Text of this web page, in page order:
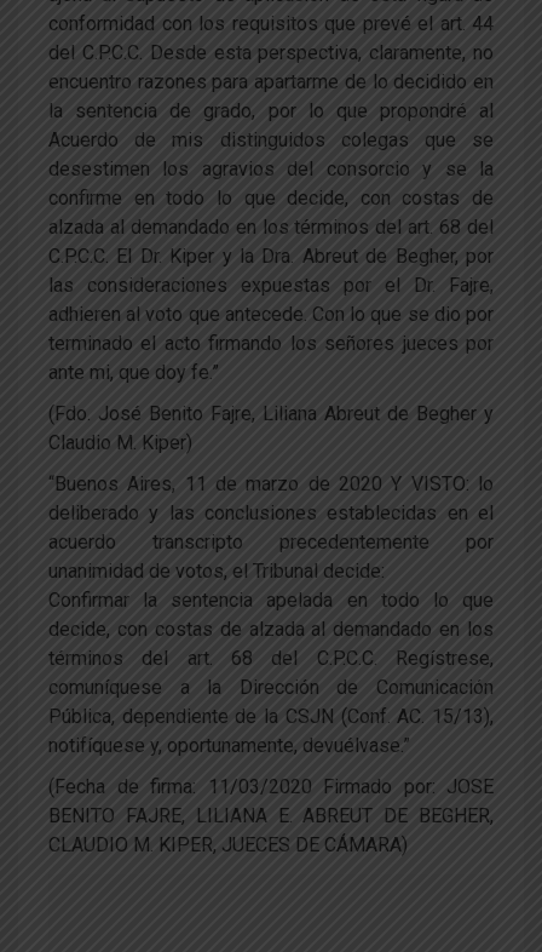
conformidad con los requisitos que prevé el art. 44
del C.P.C.C. Desde esta perspectiva, claramente, no
encuentro razones para apartarme de lo decidido en
la sentencia de grado, por lo que propondré al
Acuerdo de mis distinguidos colegas que se
desestimen los agravios del consorcio y se la
confirme en todo lo que decide, con costas de
alzada al demandado en los términos del art. 68 del
C.P.C.C. El Dr. Kiper y la Dra. Abreut de Begher, por
las consideraciones expuestas por el Dr. Fajre,
adhieren al voto que antecede. Con lo que se dio por
terminado el acto firmando los señores jueces por
ante mi, que doy fe.”
(Fdo. José Benito Fajre, Liliana Abreut de Begher y
Claudio M. Kiper)
“Buenos Aires, 11 de marzo de 2020 Y VISTO: lo
deliberado y las conclusiones establecidas en el
acuerdo transcripto precedentemente por
unanimidad de votos, el Tribunal decide:
Confirmar la sentencia apelada en todo lo que
decide, con costas de alzada al demandado en los
términos del art. 68 del C.P.C.C. Regístrese,
comuníquese a la Dirección de Comunicación
Pública, dependiente de la CSJN (Conf. AC. 15/13),
notifíquese y, oportunamente, devuélvase.”
(Fecha de firma: 11/03/2020 Firmado por: JOSE
BENITO FAJRE, LILIANA E. ABREUT DE BEGHER,
CLAUDIO M. KIPER, JUECES DE CÁMARA)